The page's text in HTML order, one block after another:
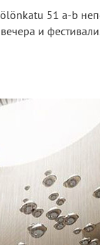
51 a-b
и